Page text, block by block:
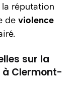
réputation
de violence
sur la
à Clermont-